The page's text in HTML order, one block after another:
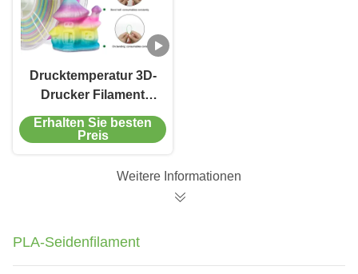
Drucktemperatur 3D-
Drucker Filament
Transparenter
Regenbogen PLA+
Erhalten Sie besten
Preis
Weitere Informationen
PLA-Seidenfilament